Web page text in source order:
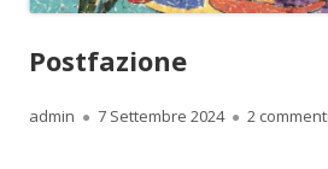
Postfazione
Autore
admin Pubblicato
7 Settembre 2024 2 commenti